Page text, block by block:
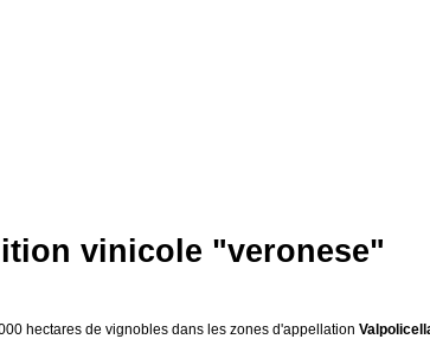
vinicole "veronese"
hectares de vignobles dans les zones d'appellation